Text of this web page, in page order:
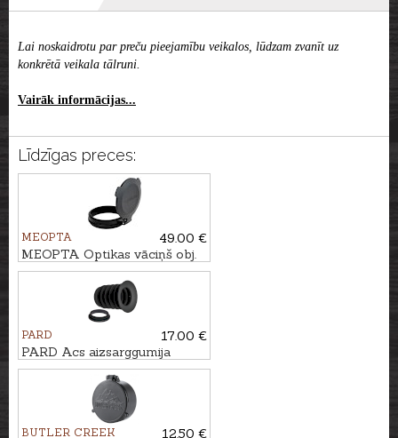
Lai noskaidrotu par preču pieejamību veikalos, lūdzam zvanīt uz
konkrētā veikala tālruni.
Vairāk informācijas...
Līdzīgas preces:
MEOPTA
49.00 €
MEOPTA Optikas vāciņš obj.
MeoPro Optika 5/6 ⌀50-550
PARD
17.00 €
PARD Acs aizsarggumija
modeļiem Night Stalker 4K,
4K Pro, Mini un DS35
BUTLER CREEK
12.50 €